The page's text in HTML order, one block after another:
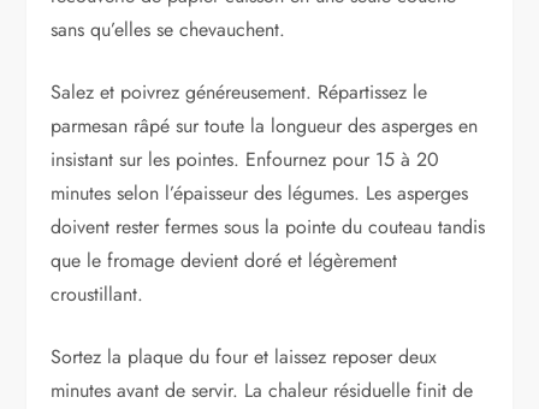
sans qu’elles se chevauchent.
Salez et poivrez généreusement. Répartissez le
parmesan râpé sur toute la longueur des asperges en
insistant sur les pointes. Enfournez pour 15 à 20
minutes selon l’épaisseur des légumes. Les asperges
doivent rester fermes sous la pointe du couteau tandis
que le fromage devient doré et légèrement
croustillant.
Sortez la plaque du four et laissez reposer deux
minutes avant de servir. La chaleur résiduelle finit de